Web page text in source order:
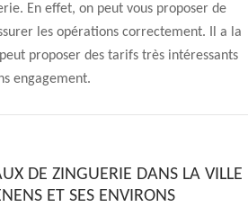
En effet, on peut vous proposer de
les opérations correctement. Il a la
proposer des tarifs très intéressants
engagement.
DE ZINGUERIE DANS LA VILLE
ET SES ENVIRONS